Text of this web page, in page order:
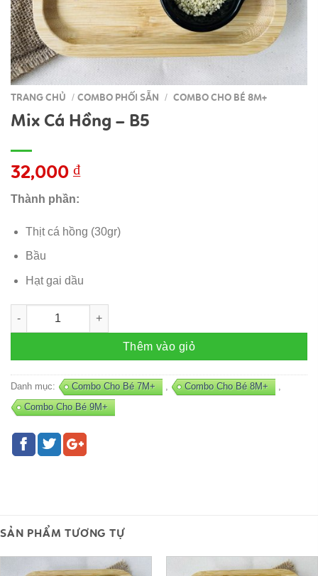
TRANG CHỦ / COMBO PHỐI SẴN / COMBO CHO BÉ 8M+
Mix Cá Hồng – B5
32,000 ₫
Thành phần:
Thịt cá hồng (30gr)
Bầu
Hạt gai dầu
Mix Cá Hồng - B5 số lượng
Thêm vào giỏ
Danh mục: Combo Cho Bé 7M+ , Combo Cho Bé 8M+
,
Combo Cho Bé 9M+
SẢN PHẨM TƯƠNG TỰ